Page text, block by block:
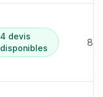
4 devis
disponibles